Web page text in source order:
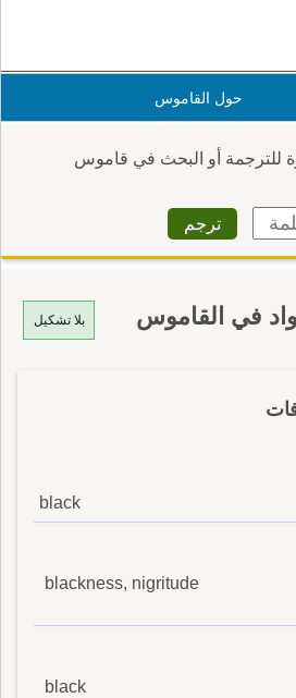
حول القاموس
للترجمة أو البحث في قاموس
بلا تشكيل في القاموس
black
blackness, nigritude
black